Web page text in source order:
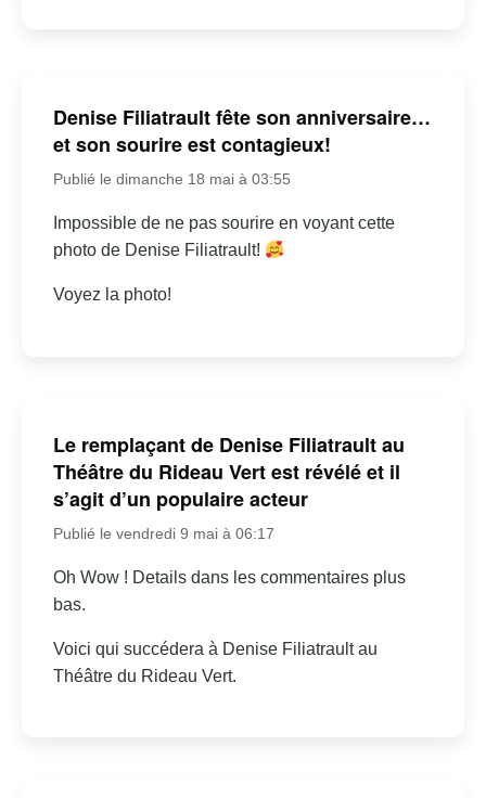
Denise Filiatrault fête son anniversaire…
et son sourire est contagieux!
Publié le dimanche 18 mai à 03:55
Impossible de ne pas sourire en voyant cette
photo de Denise Filiatrault!
Voyez la photo!
Le remplaçant de Denise Filiatrault au
Théâtre du Rideau Vert est révélé et il
s’agit d’un populaire acteur
Publié le vendredi 9 mai à 06:17
Oh Wow ! Details dans les commentaires plus
bas.
Voici qui succédera à Denise Filiatrault au
Théâtre du Rideau Vert.